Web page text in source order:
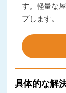
す。軽量な
プします。
具体的な解